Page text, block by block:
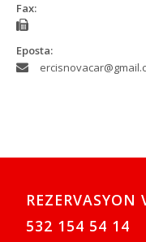
Fax:
Eposta:
532 154 54 14